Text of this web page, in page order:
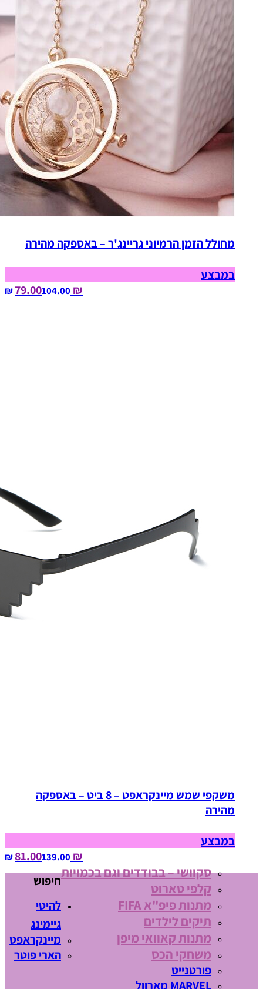
מחולל הזמן הרמיוני גריינג'ר – באספקה מהירה
במבצע
₪ 79.00
104.00‏ ₪
משקפי שמש מיינקראפט – 8 ביט – באספקה
מהירה
במבצע
₪ 81.00
139.00‏ ₪
סקוושי – בבודדים וגם בכמויות
קלפי טארוט
מתנות פיפ"א FIFA
תיקים לילדים
מתנות קאוואי מיפן
משחקי הכס
חיפוש
להיטי
גיימינג
מיינקראפט
הארי פוטר
פורטנייט
MARVEL מארוול